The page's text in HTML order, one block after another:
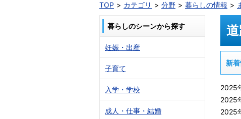
TOP カテゴリ 分野 暮らしの情報
新
2025
2025
2025
暮らしのシーンから探す
妊娠・出産
子育て
入学・学校
成人・仕事・結婚